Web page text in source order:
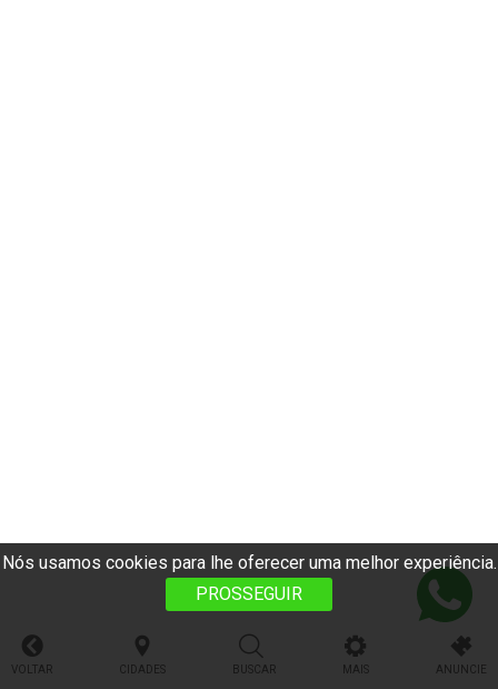
Nós usamos cookies para lhe oferecer uma melhor experiência.
PROSSEGUIR
VOLTAR CIDADES BUSCAR MAIS ANUNCIE